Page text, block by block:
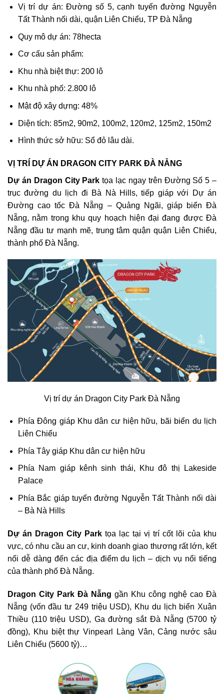
Vị trí dự án: Đường số 5, cạnh tuyến đường Nguyễn
Tất Thành nối dài, quận Liên Chiểu, TP Đà Nẵng
Quy mô dự án: 78hecta
Cơ cấu sản phẩm:
Khu nhà biệt thự: 200 lô
Khu nhà phố: 2.800 lô
Mật độ xây dựng: 48%
Diện tích: 85m2, 90m2, 100m2, 120m2, 125m2, 150m2
Hình thức sở hữu: Sổ đỏ lâu dài.
VỊ TRÍ DỰ ÁN DRAGON CITY PARK ĐÀ NẴNG
Dự án Dragon City Park tọa lạc ngay trên Đường Số 5 –
trục đường du lịch đi Bà Nà Hills, tiếp giáp với Dự án
Đường cao tốc Đà Nẵng – Quảng Ngãi, giáp biển Đà
Nẵng, nằm trong khu quy hoạch hiện đại đang được Đà
Nẵng đầu tư mạnh mẽ, trung tâm quận quận Liên Chiểu,
thành phố Đà Nẵng.
Vị trí dự án Dragon City Park Đà Nẵng
Phía Đông giáp Khu dân cư hiện hữu, bãi biển du lịch
Liên Chiểu
Phía Tây giáp Khu dân cư hiện hữu
Phía Nam giáp kênh sinh thái, Khu đô thị Lakeside
Palace
Phía Bắc giáp tuyến đường Nguyễn Tất Thành nối dài
– Bà Nà Hills
Dự án Dragon City Park tọa lạc tại vị trí cốt lõi của khu
vực, có nhu cầu an cư, kinh doanh giao thương rất lớn, kết
nối dễ dàng đến các địa điểm du lịch – dịch vụ nổi tiếng
của thành phố Đà Nẵng.
Dragon City Park Đà Nẵng gần Khu công nghệ cao Đà
Nẵng (vốn đầu tư 249 triệu USD), Khu du lịch biển Xuân
Thiều (110 triệu USD), Ga đường sắt Đà Nẵng (5700 tỷ
đồng), Khu biệt thự Vinpearl Làng Vân, Cảng nước sâu
Liên Chiểu (5600 tỷ)…